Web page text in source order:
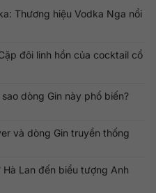
Thương hiệu Vodka Nga nổi
đôi linh hồn của cocktail cổ
dòng Gin này phổ biến?
và dòng Gin truyền thống
Lan đến biểu tượng Anh